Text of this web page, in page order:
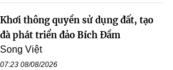
Khơi thông quyền sử dụng đất, tạo
đà phát triển đảo Bích Đầm
Song Việt
07:23 08/08/2026